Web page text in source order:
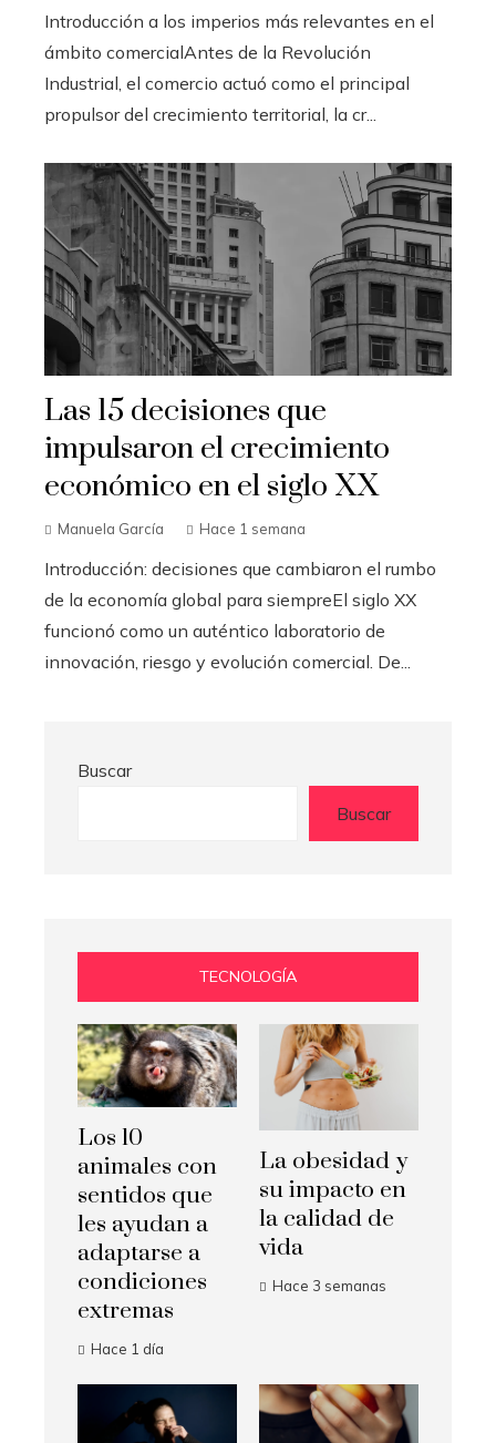
Introducción a los imperios más relevantes en el
ámbito comercialAntes de la Revolución
Industrial, el comercio actuó como el principal
propulsor del crecimiento territorial, la cr...
Las 15 decisiones que
impulsaron el crecimiento
económico en el siglo XX
Manuela García Hace 1 semana
Introducción: decisiones que cambiaron el rumbo
de la economía global para siempreEl siglo XX
funcionó como un auténtico laboratorio de
innovación, riesgo y evolución comercial. De...
Buscar
Buscar
TECNOLOGÍA
Los 10
animales con
sentidos que
les ayudan a
adaptarse a
condiciones
extremas
Hace 1 día
La obesidad y
su impacto en
la calidad de
vida
Hace 3 semanas